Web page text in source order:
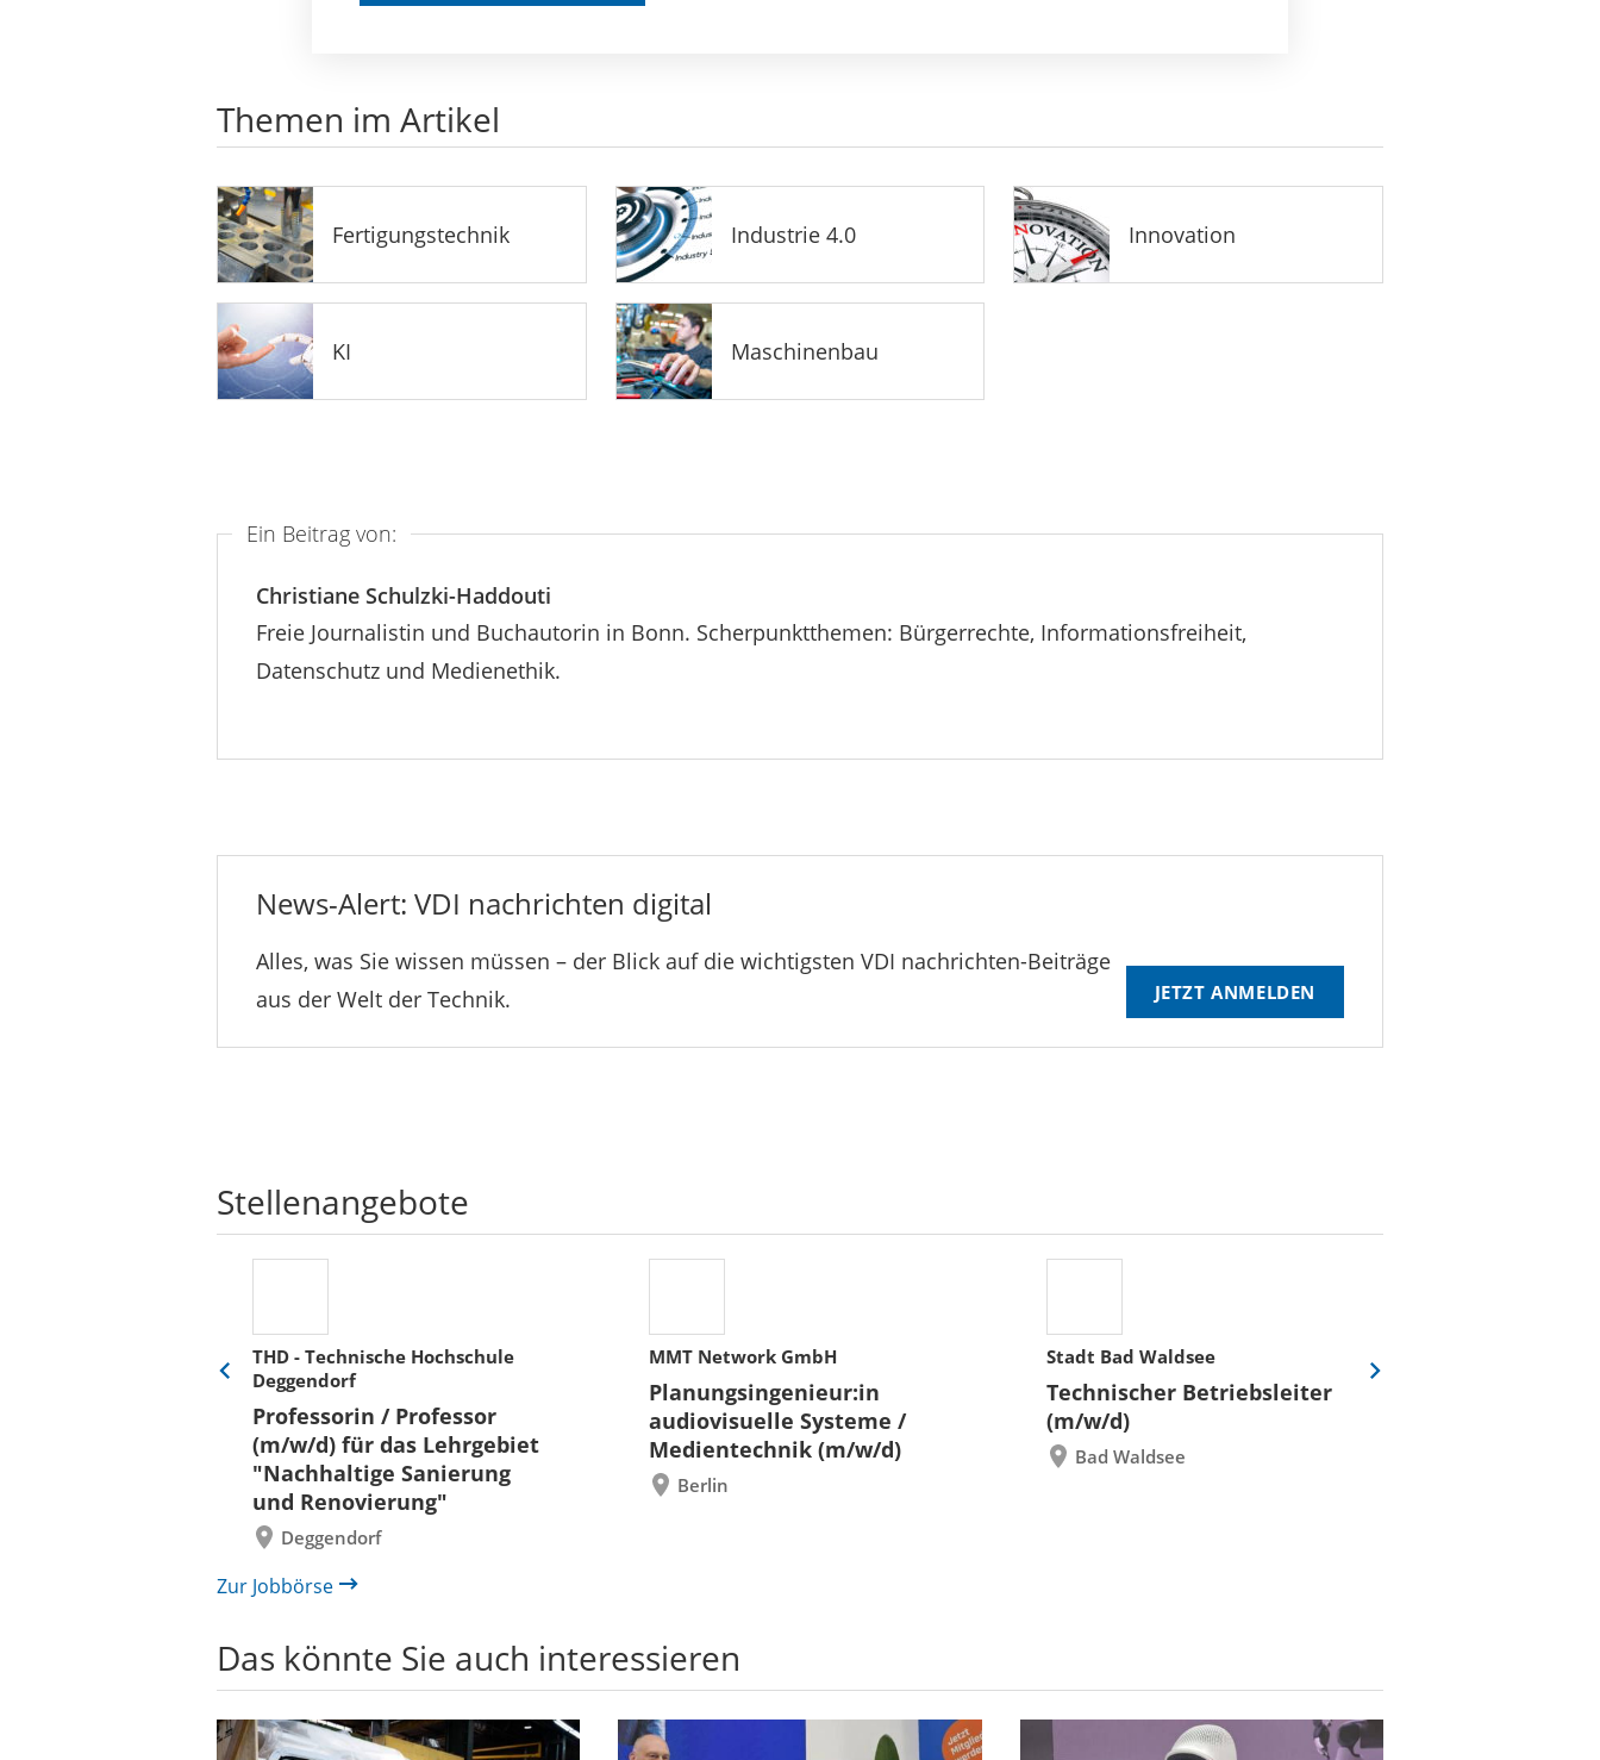
Themen im Artikel
Fertigungstechnik Industrie 4.0 Innovation
KI Maschinenbau
Ein Beitrag von:
Christiane Schulzki-Haddouti
Freie Journalistin und Buchautorin in Bonn. Scherpunktthemen: Bürgerrechte, Informationsfreiheit,
Datenschutz und Medienethik.
News-Alert: VDI nachrichten digital
Alles, was Sie wissen müssen – der Blick auf die wichtigsten VDI nachrichten-Beiträge
aus der Welt der Technik.
JETZT ANMELDEN
Stellenangebote
THD - Technische Hochschule
Deggendorf
Professorin / Professor
(m/w/d) für das Lehrgebiet
"Nachhaltige Sanierung
und Renovierung"
Deggendorf
MMT Network GmbH
Planungsingenieur:in
audiovisuelle Systeme /
Medientechnik (m/w/d)
Berlin
Stadt Bad Waldsee
Technischer Betriebsleiter
(m/w/d)
Bad Waldsee
Eine
zurück
Eine
Zur Jobbörse
Das könnte Sie auch interessieren